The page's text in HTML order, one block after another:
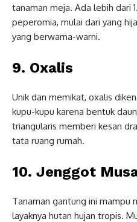
tanaman meja. Ada lebih dari
peperomia, mulai dari yang
yang berwarna-warni.
9. Oxalis
Unik dan memikat, oxalis
kupu-kupu karena bentuk
triangularis memberi kesan
tata ruang rumah.
10. Jenggot
Tanaman gantung ini mampu
layaknya hutan hujan tropis.